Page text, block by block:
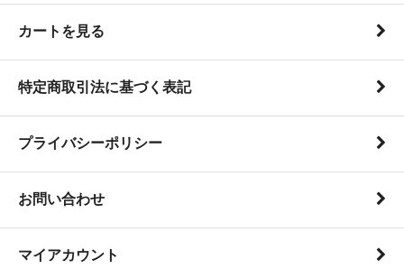
カートを見る
特定商取引法に基づく表記
プライバシーポリシー
お問い合わせ
マイアカウント